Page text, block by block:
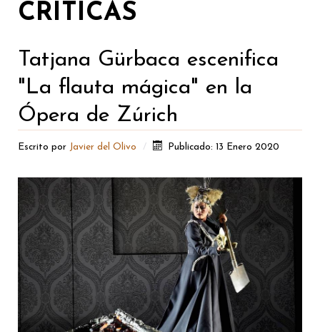
CRÍTICAS
Tatjana Gürbaca escenifica
"La flauta mágica" en la
Ópera de Zúrich
Escrito por Javier del Olivo Publicado: 13 Enero 2020